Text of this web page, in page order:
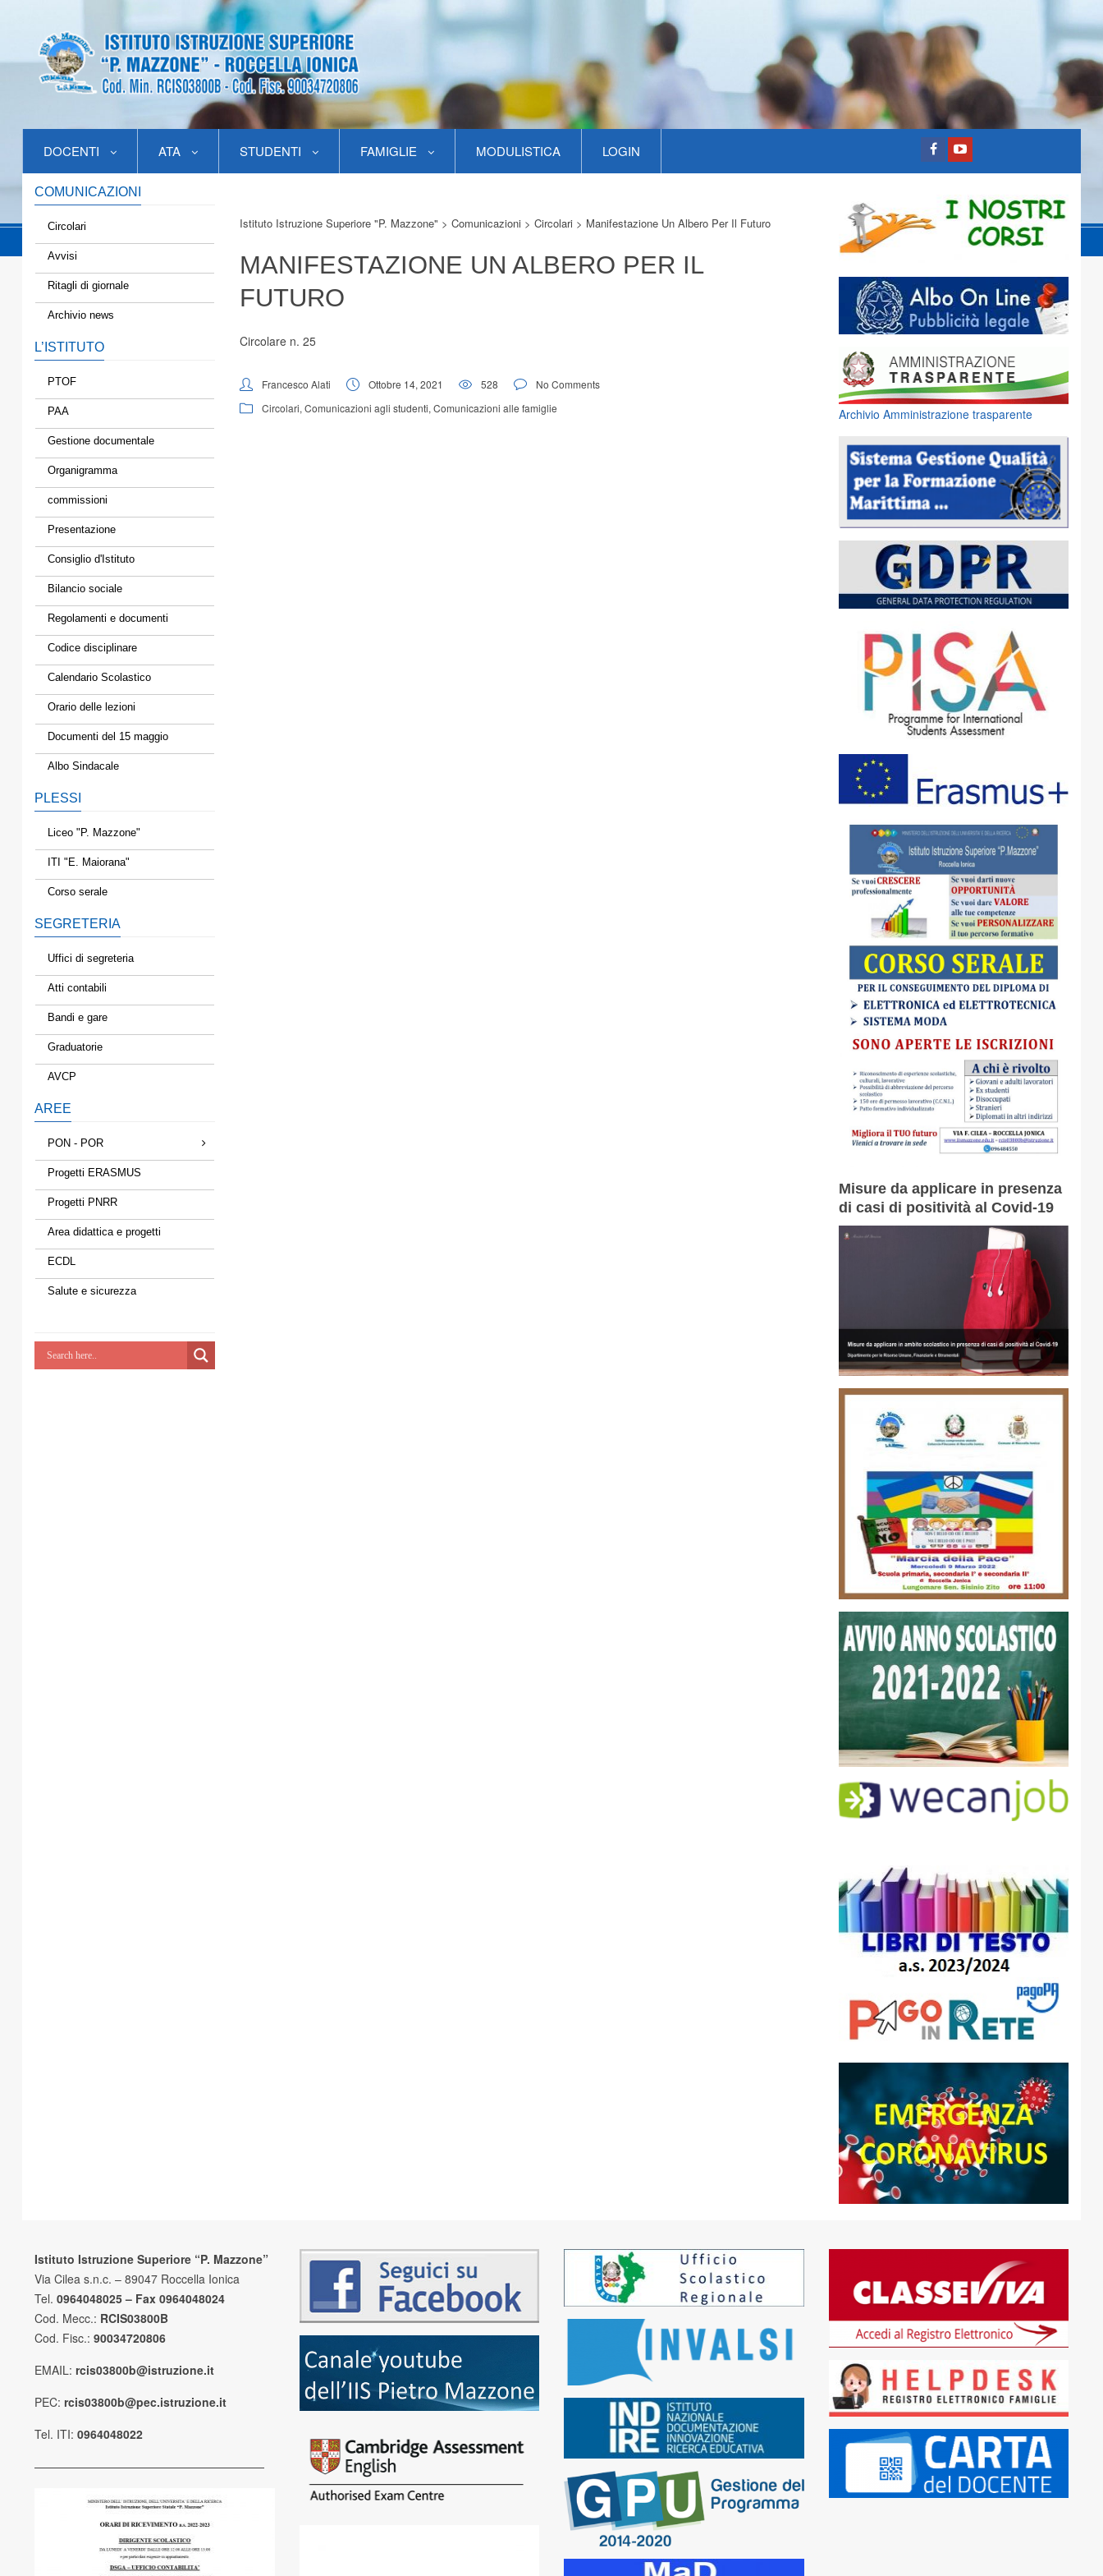
DOCENTI ATA STUDENTI FAMIGLIE MODULISTICA LOGIN
COMUNICAZIONI
Circolari
Avvisi
Ritagli di giornale
Archivio news
L’ISTITUTO
PTOF
PAA
Gestione documentale
Organigramma
commissioni
Presentazione
Consiglio d'Istituto
Bilancio sociale
Regolamenti e documenti
Codice disciplinare
Calendario Scolastico
Orario delle lezioni
Documenti del 15 maggio
Albo Sindacale
PLESSI
Liceo "P. Mazzone"
ITI "E. Maiorana"
Corso serale
SEGRETERIA
Uffici di segreteria
Atti contabili
Bandi e gare
Graduatorie
AVCP
AREE
PON - POR
Progetti ERASMUS
Progetti PNRR
Area didattica e progetti
ECDL
Salute e sicurezza
Istituto Istruzione Superiore "P. Mazzone" > Comunicazioni > Circolari > Manifestazione Un Albero Per Il Futuro
MANIFESTAZIONE UN ALBERO PER IL
FUTURO
Circolare n. 25
Francesco Alati Ottobre 14, 2021 528
No Comments
Circolari, Comunicazioni agli studenti, Comunicazioni alle famiglie Archivio Amministrazione trasparente
Misure da applicare in presenza
di casi di positività al Covid-19
Istituto Istruzione Superiore “P. Mazzone”
Via Cilea s.n.c. – 89047 Roccella Ionica
Tel. 0964048025 – Fax 0964048024
Cod. Mecc.: RCIS03800B
Cod. Fisc.: 90034720806
EMAIL: rcis03800b@istruzione.it
PEC: rcis03800b@pec.istruzione.it
Tel. ITI: 0964048022
————————————————————